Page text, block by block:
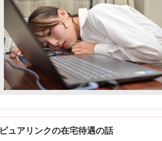
ピュアリンクの在宅待遇の話